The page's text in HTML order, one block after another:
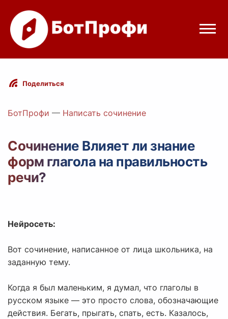
Режимы бота
Цены
Вход с Telegram
Поделиться
БотПрофи — Написать сочинение
Сочинение Влияет ли знание
форм глагола на правильность
речи?
Нейросеть:
Вот сочинение, написанное от лица школьника, на
заданную тему.
Когда я был маленьким, я думал, что глаголы в
русском языке — это просто слова, обозначающие
действия. Бегать, прыгать, спать, есть. Казалось,